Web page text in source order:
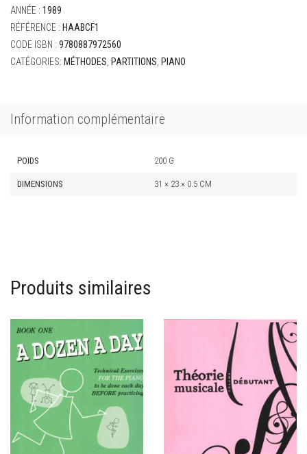
du
piano
livre
1
ANNÉE : 1989
RÉFÉRENCE : HAABCF1
CODE ISBN : 9780887972560
CATÉGORIES: MÉTHODES, PARTITIONS, PIANO
Information complémentaire
POIDS 200 G
DIMENSIONS 31 × 23 × 0.5 CM
Produits similaires